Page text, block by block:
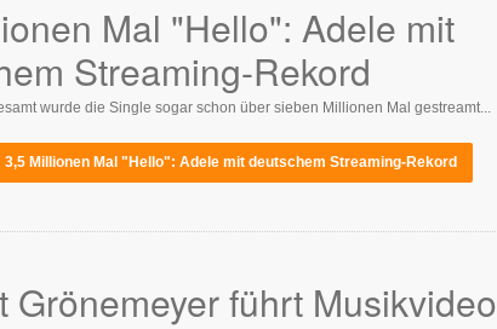
Mal "Hello": Adele mit
Streaming-Rekord
wurde die Single sogar schon über sieben Millionen Mal gestreamt...
Millionen Mal "Hello": Adele mit deutschem Streaming-Rekord
Grönemeyer führt